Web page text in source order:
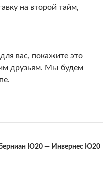
на второй тайм,
вас, покажите это
друзьям. Мы будем
Ю20 — Инвернес Ю20